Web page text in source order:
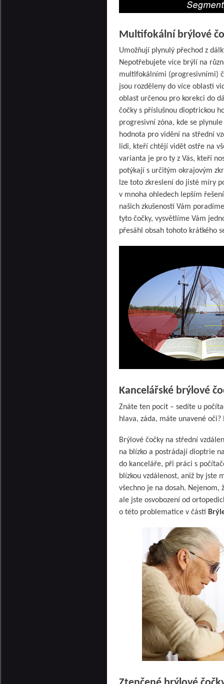
Multifokální brýlové
Umožňují plynulý přechod z
Nepotřebujete více brýlí na
multifokálními (progresivními)
jsou rozděleny do více oblastí
oblast určenou pro korekci do
čočky s příslušnou dioptrickou
progresivní zóna, kde se
hodnota pro vidění na střední
lidi, kteří chtějí vidět ostře na
varianta je pro ty z Vás, kteří
potýkají s určitým okrajovým
lze toto zkreslení do jisté míry
v mnoha ohledech lepším
našich zkušeností Vám
tyto čočky, vysvětlíme Vám
přesáhl obsah tohoto krátkého
Kancelářské brýlové
Znáte ten pocit – sedíte u
hlava, záda, máte unavené
Brýlové čočky na střední
na blízko a postrádají dioptrie
do kanceláře, při práci s
blízkou vzdálenost, aniž by jste
všechno je na dosah.
ale jste osvobození od
o této problematice v části